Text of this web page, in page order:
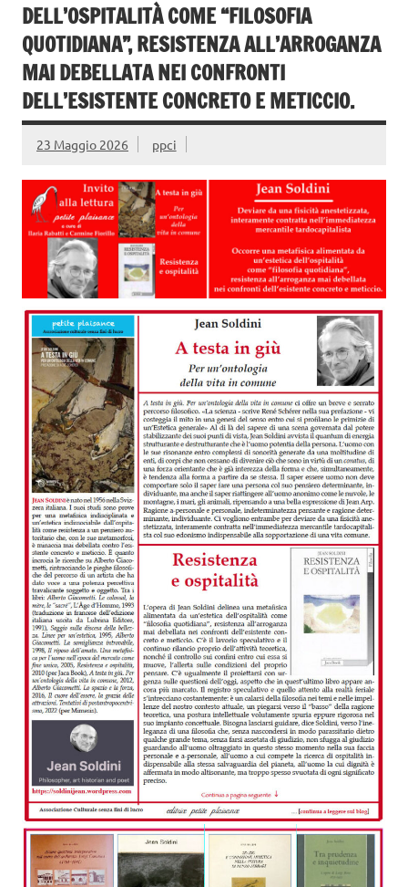
DELL’OSPITALITÀ COME “FILOSOFIA
QUOTIDIANA”, RESISTENZA ALL’ARROGANZA
MAI DEBELLATA NEI CONFRONTI
DELL’ESISTENTE CONCRETO E METICCIO.
23 Maggio 2026 ppci